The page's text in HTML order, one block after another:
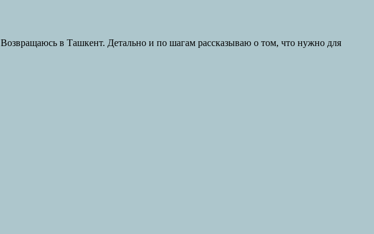
в Ташкент. Детально и по шагам рассказываю о том, что нужно для